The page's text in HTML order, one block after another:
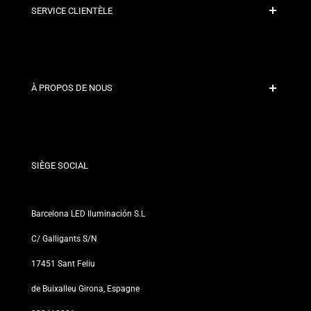
SERVICE CLIENTÈLE
Contact
À PROPOS DE NOUS
Nos Magasins
SIÈGE SOCIAL
Barcelona LED Iluminación S.L
C/ Galligants S/N
17451 Sant Feliu
de Buixalleu Girona, Espagne